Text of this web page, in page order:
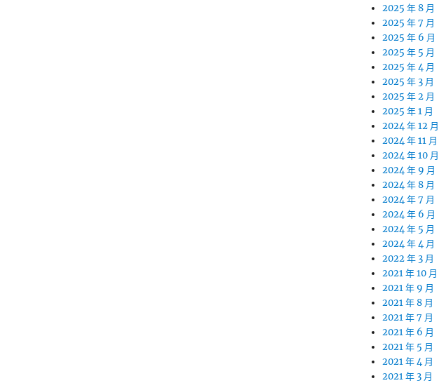
2025 年 8 月
2025 年 7 月
2025 年 6 月
2025 年 5 月
2025 年 4 月
2025 年 3 月
2025 年 2 月
2025 年 1 月
2024 年 12 月
2024 年 11 月
2024 年 10 月
2024 年 9 月
2024 年 8 月
2024 年 7 月
2024 年 6 月
2024 年 5 月
2024 年 4 月
2022 年 3 月
2021 年 10 月
2021 年 9 月
2021 年 8 月
2021 年 7 月
2021 年 6 月
2021 年 5 月
2021 年 4 月
2021 年 3 月